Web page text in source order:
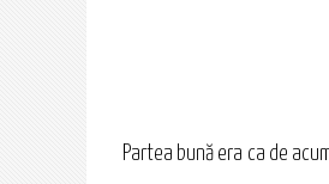
Partea bună era ca de